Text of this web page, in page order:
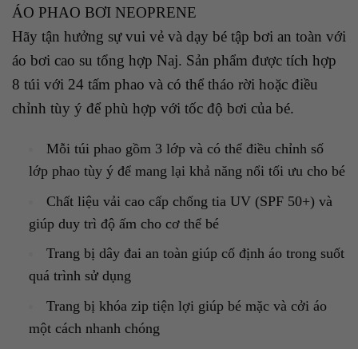
ÁO PHAO BƠI NEOPRENE
Hãy tận hưởng sự vui vẻ và dạy bé tập bơi an toàn với
áo bơi cao su tổng hợp Naj. Sản phẩm được tích hợp
8 túi với 24 tấm phao và có thể tháo rời hoặc điều
chỉnh tùy ý để phù hợp với tốc độ bơi của bé.
Mỗi túi phao gồm 3 lớp và có thể điều chỉnh số
lớp phao tùy ý để mang lại khả năng nổi tối ưu cho bé
Chất liệu vải cao cấp chống tia UV (SPF 50+) và
giúp duy trì độ ấm cho cơ thể bé
Trang bị dây đai an toàn giúp cố định áo trong suốt
quá trình sử dụng
Trang bị khóa zip tiện lợi giúp bé mặc và cởi áo
một cách nhanh chóng